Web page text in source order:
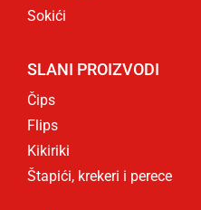
Sokići
SLANI PROIZVODI
Čips
Flips
Kikiriki
Štapići, krekeri i perece